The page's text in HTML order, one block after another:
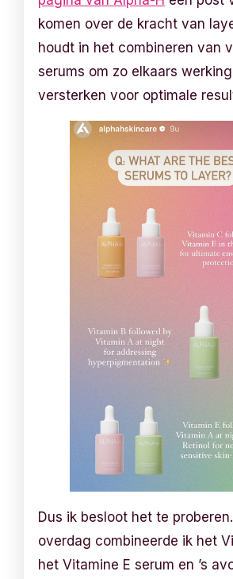
komen over de kracht van
houdt in het combineren van
serums om zo elkaars
versterken voor optimale
Dus ik besloot het te
overdag combineerde ik het
het Vitamine E serum en ’s